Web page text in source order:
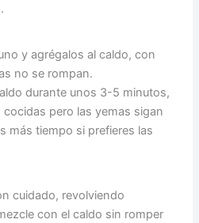
y agrégalos al caldo, con
no se rompan.
durante unos 3-5 minutos,
pero las yemas sigan
más tiempo si prefieres las
cuidado, revolviendo
con el caldo sin romper